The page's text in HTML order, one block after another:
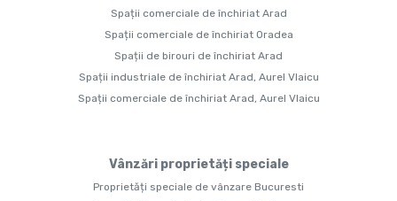
Spații comerciale de închiriat Arad
Spații comerciale de închiriat Oradea
Spații de birouri de închiriat Arad
Spații industriale de închiriat Arad, Aurel Vlaicu
Spații comerciale de închiriat Arad, Aurel Vlaicu
Vânzări proprietăți speciale
Proprietăți speciale de vânzare Bucuresti